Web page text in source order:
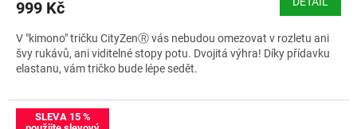
A
999 Kč
V "kimono" tričku CityZenⓇ vás nebudou omezovat v rozletu ani
švy rukávů, ani viditelné stopy potu. Dvojitá výhra! Díky přídavku
elastanu, vám tričko bude lépe sedět.
Velikostní tabulka CityZen ALTA
SLEVA 15 %